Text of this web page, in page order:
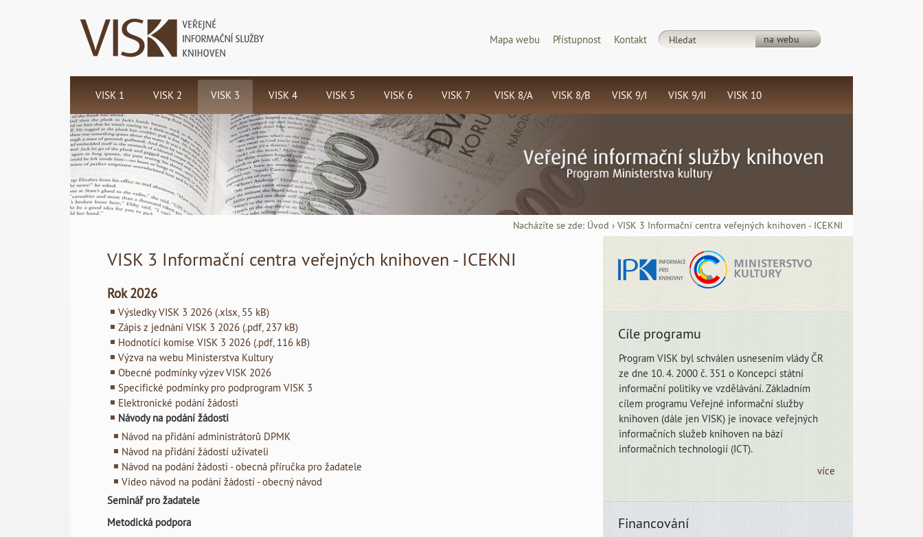
Mapa webu Přístupnost Kontakt
VISK 1
Koordinační
centrum
programu
VISK
VISK 2
Mimoškolní
vzdělávání
knihovníků
VISK 3
Informační
centra
veřejných
knihoven -
VISK 4
Národní
program
ochrany
knihovních
VISK 5
Národní
program
retrospektivní
konverze
knihoven v
VISK 6
Národní
program
zpřístupnění
VISK 7
Národní
program
digitalizace
a
VISK 8/A
Informační
zdroje
VISK 8/B
informační
brána a
Centrální
VISK 9/I
Souborného
ČR
souboru
autorit
VISK 9/II VISK 10
a občanské
v
Nacházíte se zde: Úvod ›VISK 3 Informační centra veřejných knihoven - ICEKNI
VISK 3 Informační centra veřejných knihoven - ICEKNI
Rok 2026
Výsledky VISK 3 2026 (.xlsx, 55 kB)
Zápis z jednání VISK 3 2026 (.pdf, 237 kB)
Hodnotící komise VISK 3 2026 (.pdf, 116 kB)
Výzva na webu Ministerstva Kultury
Obecné podmínky výzev VISK 2026
Specifické podmínky pro podprogram VISK 3
Elektronické podání žádosti
Návody na podání žádosti
Návod na přidání administrátorů DPMK
Návod na přidání žádostí uživateli
Návod na podání žádosti - obecná příručka pro žadatele
Video návod na podání žádostí - obecný návod
Seminář pro žadatele
Metodická podpora
Cíle programu
Program VISK byl schválen usnesením vlády ČR
ze dne 10. 4. 2000 č. 351 o Koncepci státní
informační politiky ve vzdělávání. Základním
cílem programu Veřejné informační služby
knihoven (dále jen VISK) je inovace veřejných
informačních služeb knihoven na bází
informačních technologií (ICT).
více
Financování